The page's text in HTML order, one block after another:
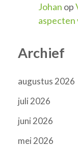
Johan op
aspecten
Archief
augustus 2026
juli 2026
juni 2026
mei 2026